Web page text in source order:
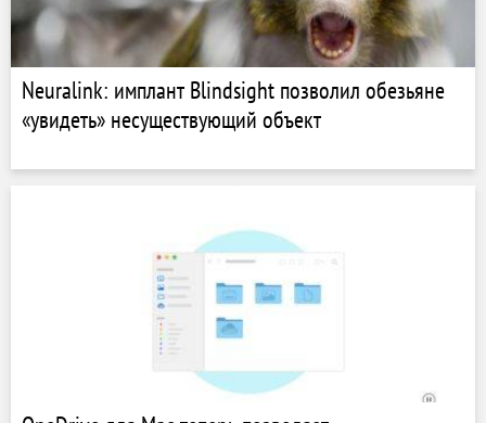
Neuralink: имплант Blindsight позволил обезьяне
«увидеть» несуществующий объект